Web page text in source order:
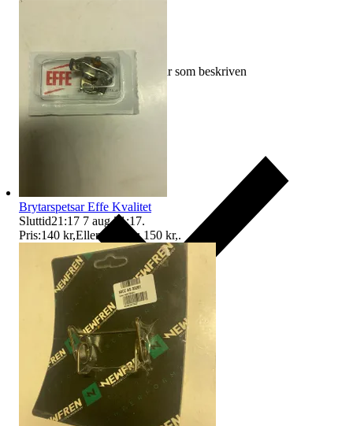
Ersättning om varan inte är som beskriven
Ersättning om du inte får din vara
Brytarspetsar Effe Kvalitet
Sluttid21:17 7 aug 21:17.
Pris:140 kr,Eller Köp nu 150 kr,.